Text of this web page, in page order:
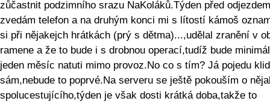
zůčastnit podzimního srazu NaKoláků.Týden před odjezdem
zvedám telefon a na druhým konci mi s lítostí kámoš
si při nějakejch hrátkách (prý s dětma)...,udělal zranění v
ramene a že to bude i s drobnou operací,tudíž bude
jeden měsíc natuti mimo provoz.No co s tím? Já pojedu
sám,nebude to poprvé.Na serveru se ještě pokouším o
spolucestujícího,týden je však dosti krátká doba,takže to